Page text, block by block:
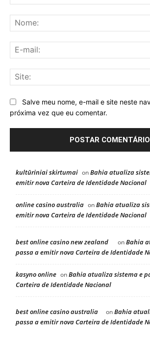
Salve meu nome, e-mail e site neste
próxima vez que eu comentar.
kultūriniai skirtumai onBahia atualiza
emitir nova Carteira de Identidade Nacional
online casino australia onBahia atualiza
emitir nova Carteira de Identidade Nacional
best online casino new zealand onBahia
passa a emitir nova Carteira de Identidade
kasyno online onBahia atualiza sistema e
Carteira de Identidade Nacional
best online casino australia onBahia
passa a emitir nova Carteira de Identidade